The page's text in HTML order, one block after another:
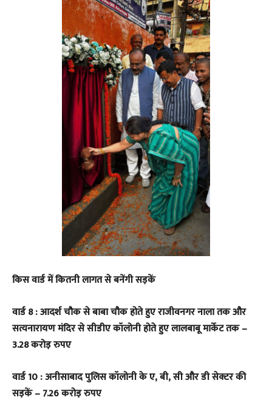
किस वार्ड में कितनी लागत से बनेंगी सड़कें
वार्ड 8 : आदर्श चौक से बाबा चौक होते हुए राजीवनगर नाला तक और
सत्यनारायण मंदिर से सीडीए कॉलोनी होते हुए लालबाबू मार्केट तक –
3.28 करोड़ रुपए
वार्ड 10 : अनीसाबाद पुलिस कॉलोनी के ए, बी, सी और डी सेक्टर की
सड़कें – 7.26 करोड़ रुपए